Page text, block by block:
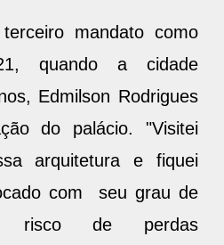
mandato como
quando a cidade
Edmilson Rodrigues
do palácio. "Visitei
arquitetura e fiquei
com seu grau de
risco de perdas